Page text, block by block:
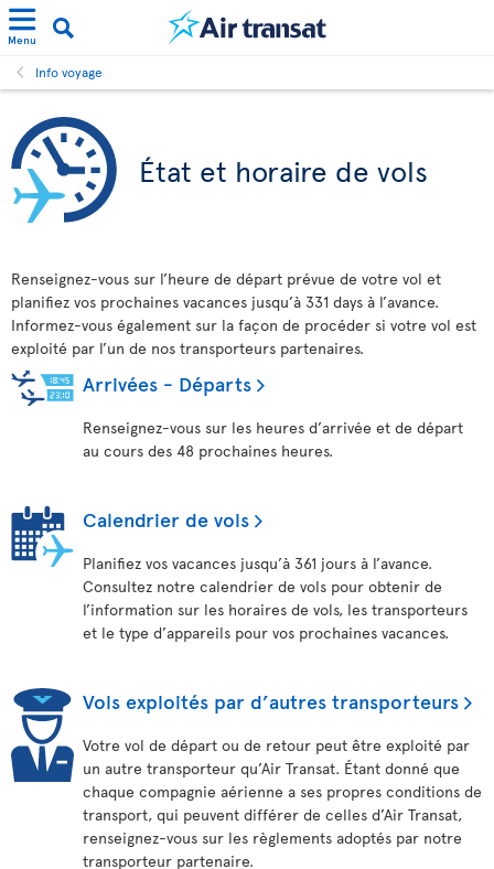
Menu
Info voyage
État et horaire de vols
Renseignez-vous sur l’heure de départ prévue de votre vol et
planifiez vos prochaines vacances jusqu’à 331 days à l’avance.
Informez-vous également sur la façon de procéder si votre vol est
exploité par l’un de nos transporteurs partenaires.
Arrivées - Départs
Renseignez-vous sur les heures d’arrivée et de départ
au cours des 48 prochaines heures.
Calendrier de vols
Planifiez vos vacances jusqu’à 361 jours à l’avance.
Consultez notre calendrier de vols pour obtenir de
l’information sur les horaires de vols, les transporteurs
et le type d’appareils pour vos prochaines vacances.
Vols exploités par d’autres transporteurs
Votre vol de départ ou de retour peut être exploité par
un autre transporteur qu’Air Transat. Étant donné que
chaque compagnie aérienne a ses propres conditions de
transport, qui peuvent différer de celles d’Air Transat,
renseignez-vous sur les règlements adoptés par notre
transporteur partenaire.